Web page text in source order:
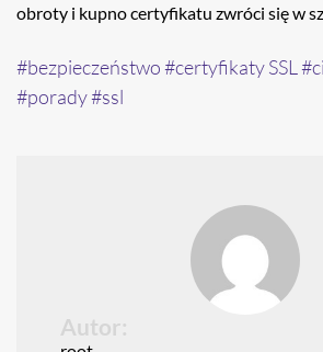
obroty i kupno certyfikatu zwróci się w
bezpieczeństwo certyfikaty SSL
porady
ssl
Autor: